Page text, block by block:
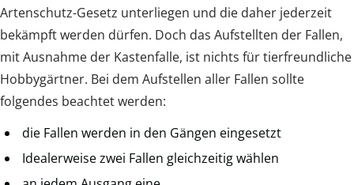
Artenschutz-Gesetz unterliegen und die daher jederzeit
bekämpft werden dürfen. Doch das Aufstellten der Fallen,
mit Ausnahme der Kastenfalle, ist nichts für tierfreundliche
Hobbygärtner. Bei dem Aufstellen aller Fallen sollte
folgendes beachtet werden:
die Fallen werden in den Gängen eingesetzt
Idealerweise zwei Fallen gleichzeitig wählen